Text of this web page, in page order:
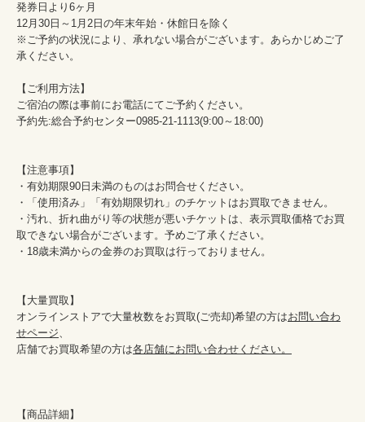
発券日より6ヶ月
12月30日～1月2日の年末年始・休館日を除く
※ご予約の状況により、承れない場合がございます。あらかじめご了
承ください。
【ご利用方法】
ご宿泊の際は事前にお電話にてご予約ください。
予約先:総合予約センター0985-21-1113(9:00～18:00)
【注意事項】
・有効期限90日未満のものはお問合せください。
・「使用済み」「有効期限切れ」のチケットはお買取できません。
・汚れ、折れ曲がり等の状態が悪いチケットは、表示買取価格でお買
取できない場合がございます。予めご了承ください。
・18歳未満からの金券のお買取は行っておりません。
【大量買取】
オンラインストアで大量枚数をお買取(ご売却)希望の方はお問い合わ
せページ、
店舗でお買取希望の方は各店舗にお問い合わせください。
【商品詳細】